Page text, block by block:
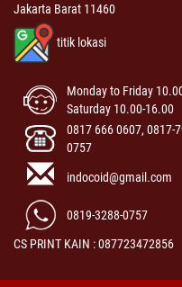
Jakarta Barat 11460
titik lokasi
Monday to Friday
Saturday 10.00-16.00
0817 666 0607, 0817-
0757
indocoid@gmail.com
0819-3288-0757
CS PRINT KAIN : 087723472856